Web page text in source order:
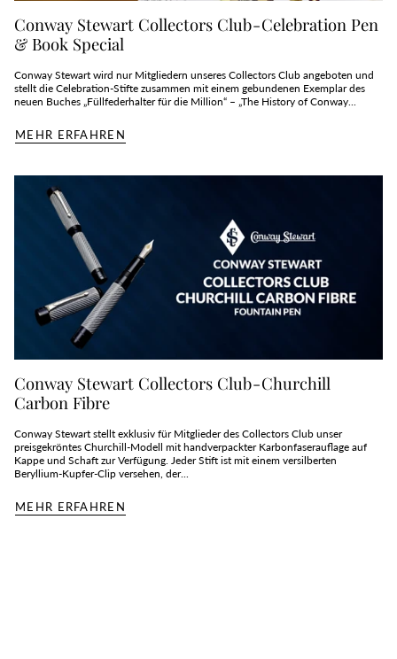
Conway Stewart Collectors Club - Celebration Pen
& Book Special
Conway Stewart wird nur Mitgliedern unseres Collectors Club angeboten und
stellt die Celebration-Stifte zusammen mit einem gebundenen Exemplar des
neuen Buches „Füllfederhalter für die Million“ – „The History of Conway...
MEHR ERFAHREN
Conway Stewart Collectors Club - Churchill
Carbon Fibre
Conway Stewart stellt exklusiv für Mitglieder des Collectors Club unser
preisgekröntes Churchill-Modell mit handverpackter Karbonfaserauflage auf
Kappe und Schaft zur Verfügung. Jeder Stift ist mit einem versilberten
Beryllium-Kupfer-Clip versehen, der...
MEHR ERFAHREN